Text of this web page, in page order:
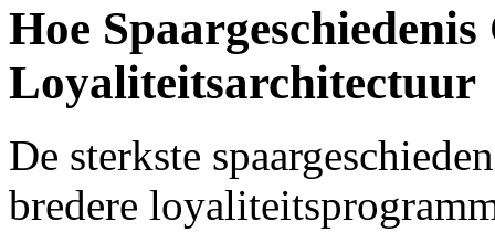
Hoe
Loyaliteitsarchitectuur
De sterkste
bredere